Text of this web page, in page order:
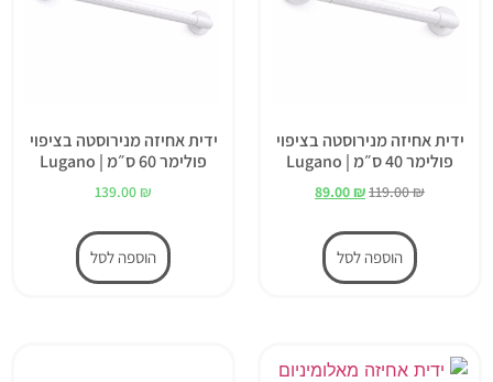
ידית אחיזה מנירוסטה בציפוי
פולימר 40 ס״מ | Lugano
119.00₪
89.00₪
הוספה לסל
ידית אחיזה מנירוסטה בציפוי
פולימר 60 ס״מ | Lugano
139.00 ₪
הוספה לסל